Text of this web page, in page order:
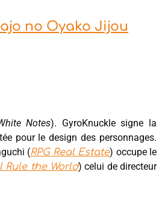
no Oyako Jijou
Notes). GyroKnuckle signe la
pour le design des personnages.
(RPG Real Estate) occupe le
Rule the World) celui de directeur